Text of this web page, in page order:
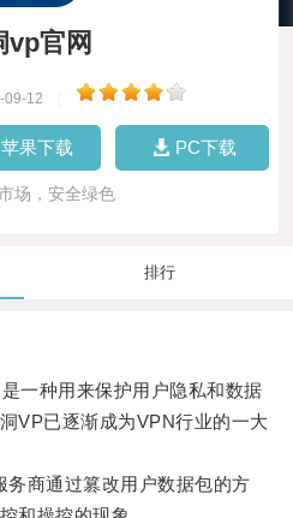
vp官网
09-12
苹果下载 PC下载
场，安全绿色
排行
种用来保护用户隐私和数据
VP已逐渐成为VPN行业的一大
商通过篡改用户数据包的方